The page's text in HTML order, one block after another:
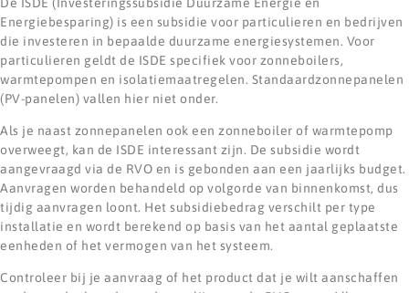
Energiebesparing) is een subsidie voor particulieren en bedrijven
die investeren in bepaalde duurzame energiesystemen. Voor
particulieren geldt de ISDE specifiek voor zonneboilers,
warmtepompen en isolatiemaatregelen. Standaardzonnepanelen
(PV-panelen) vallen hier niet onder.
Als je naast zonnepanelen ook een zonneboiler of warmtepomp
overweegt, kan de ISDE interessant zijn. De subsidie wordt
aangevraagd via de RVO en is gebonden aan een jaarlijks budget.
Aanvragen worden behandeld op volgorde van binnenkomst, dus
tijdig aanvragen loont. Het subsidiebedrag verschilt per type
installatie en wordt berekend op basis van het aantal geplaatste
eenheden of het vermogen van het systeem.
Controleer bij je aanvraag of het product dat je wilt aanschaffen